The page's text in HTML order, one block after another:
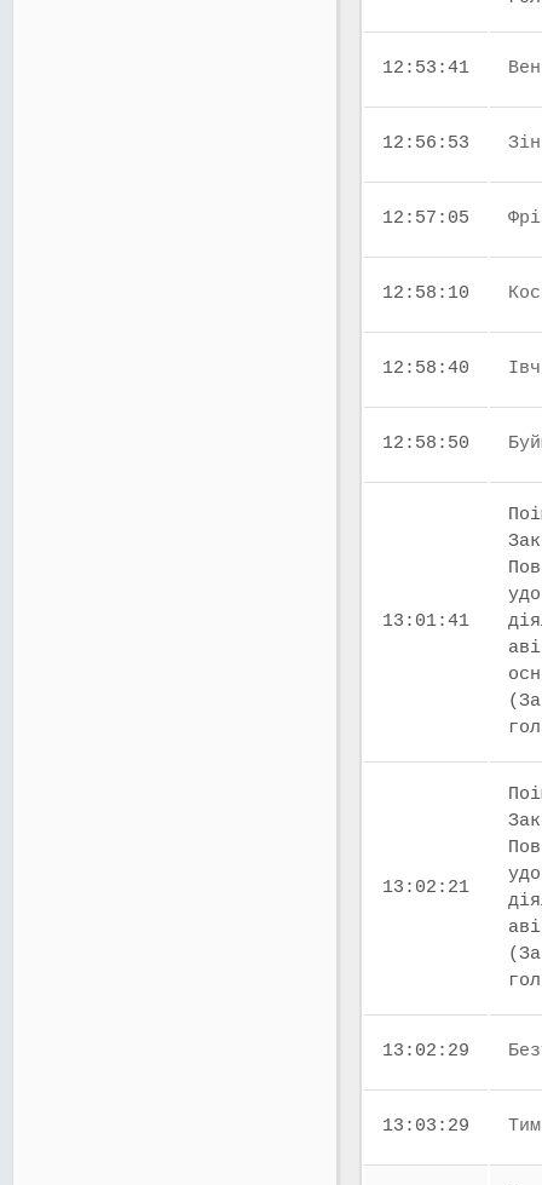
12:53:41
12:56:53
12:57:05
12:58:10
12:58:40
12:58:50
13:01:41
13:02:21
13:02:29
13:03:29